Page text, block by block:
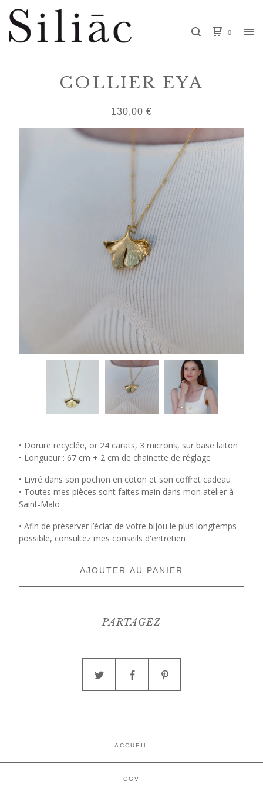
0
COLLIER EYA
130,00 €
• Dorure recyclée, or 24 carats, 3 microns, sur base laiton
• Longueur : 67 cm + 2 cm de chainette de réglage
• Livré dans son pochon en coton et son coffret cadeau
• Toutes mes pièces sont faites main dans mon atelier à
Saint-Malo
• Afin de préserver l’éclat de votre bijou le plus longtemps
possible, consultez mes conseils d'entretien
AJOUTER AU PANIER
PARTAGEZ
ACCUEIL
CGV